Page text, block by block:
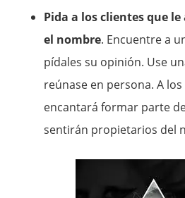
Pida a los clientes que
el nombre. Encuentre a
pídales su opinión. Use
reúnase en persona. A
encantará formar parte
sentirán propietarios del